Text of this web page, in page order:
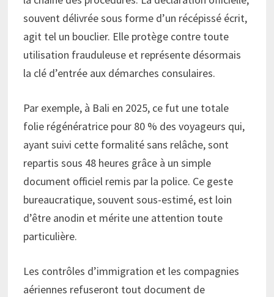
souvent délivrée sous forme d’un récépissé écrit,
agit tel un bouclier. Elle protège contre toute
utilisation frauduleuse et représente désormais
la clé d’entrée aux démarches consulaires.
Par exemple, à Bali en 2025, ce fut une totale
folie régénératrice pour 80 % des voyageurs qui,
ayant suivi cette formalité sans relâche, sont
repartis sous 48 heures grâce à un simple
document officiel remis par la police. Ce geste
bureaucratique, souvent sous-estimé, est loin
d’être anodin et mérite une attention toute
particulière.
Les contrôles d’immigration et les compagnies
aériennes refuseront tout document de